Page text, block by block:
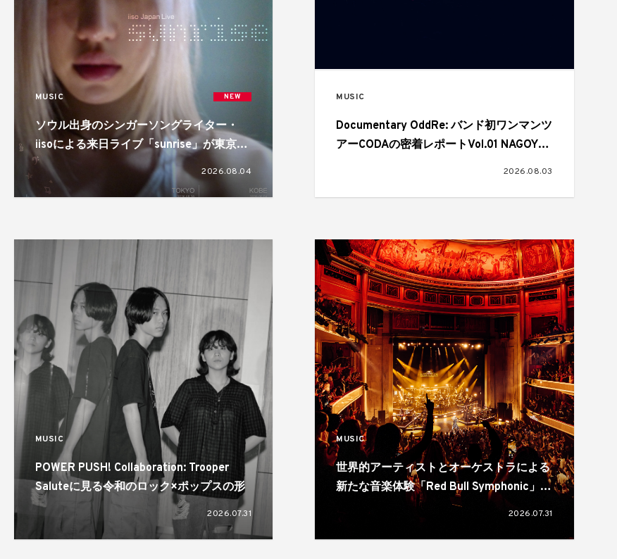
MUSIC NEW
ソウル出身のシンガーソングライター・
iisoによる来日ライブ「sunrise」が東京と
神戸で開催
2026.08.04
MUSIC
Documentary OddRe: バンド初ワンマンツ
アーCODAの密着レポートVol.01 NAGOYA
2026.08.03
MUSIC
POWER PUSH! Collaboration: Trooper
Saluteに見る令和のロック×ポップスの形
2026.07.31
MUSIC
世界的アーティストとオーケストラによる
新たな音楽体験「Red Bull Symphonic」が
日本初上陸。11月に大阪、福岡、仙台、横
2026.07.31